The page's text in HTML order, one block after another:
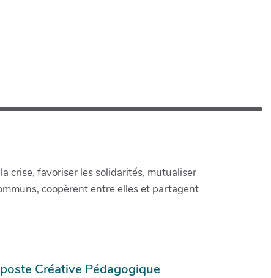
crise, favoriser les solidarités, mutualiser
coopèrent entre elles et partagent
Créative Pédagogique